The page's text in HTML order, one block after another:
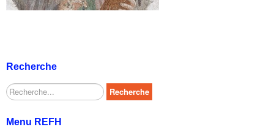
Recherche
Rechercher Recherche
Menu REFH